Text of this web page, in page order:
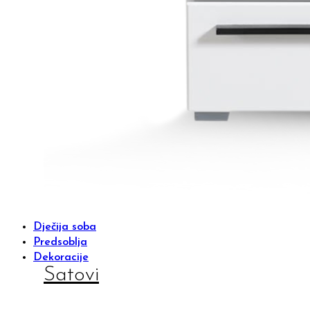
Dječija soba
Predsoblja
Dekoracije
Satovi